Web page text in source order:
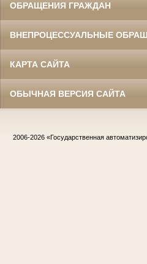
ОБРАЩЕНИЯ ГРАЖДАН
ВНЕПРОЦЕССУАЛЬНЫЕ
КАРТА САЙТА
ОБЫЧНАЯ ВЕРСИЯ САЙТА
2006-2026 «Государственная